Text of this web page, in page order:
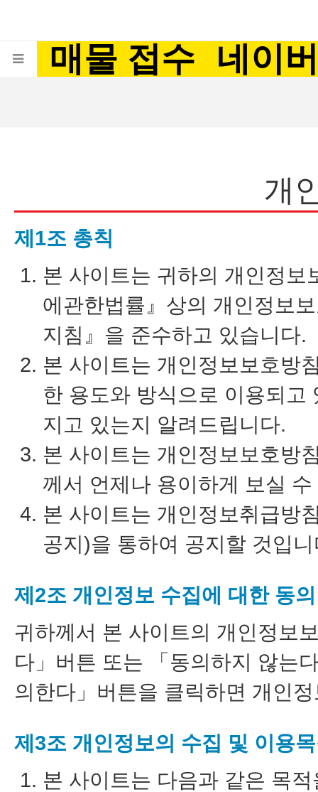
매물 접수 네이
개
제1조 총칙
본 사이트는 귀하의 개인정
에관한법률』상의 개인정보
지침』을 준수하고 있습니다.
본 사이트는 개인정보보호방
한 용도와 방식으로 이용되
지고 있는지 알려드립니다.
본 사이트는 개인정보보호방
께서 언제나 용이하게 보실
본 사이트는 개인정보취급방
공지)을 통하여 공지할 것입
제2조 개인정보 수집에 대한 동의
귀하께서 본 사이트의 개인정보
다」버튼 또는 「동의하지 않는
의한다」버튼을 클릭하면 개인
제3조 개인정보의 수집 및 이용
본 사이트는 다음과 같은 목